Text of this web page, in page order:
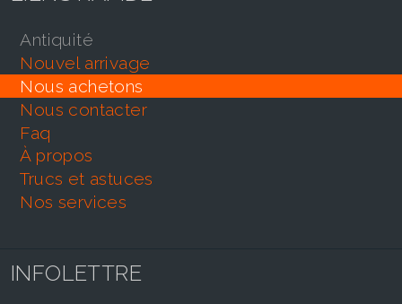
antiquité
nouvel arrivage
nous achetons
nous contacter
faq
À propos
trucs et astuces
nos services
INFOLETTRE